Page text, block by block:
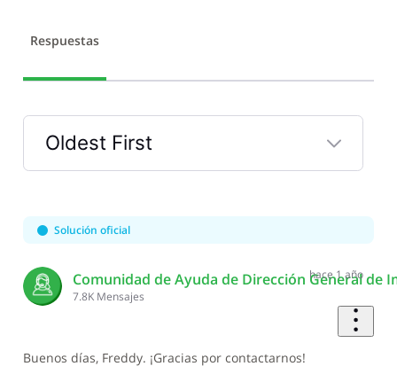
Respuestas
Oldest First
Selected
First
Solución oficial
Comunidad de Ayuda de Dirección General de
7.8K Mensajes
hace 1 año
Buenos días, Freddy. ¡Gracias por contactarnos!